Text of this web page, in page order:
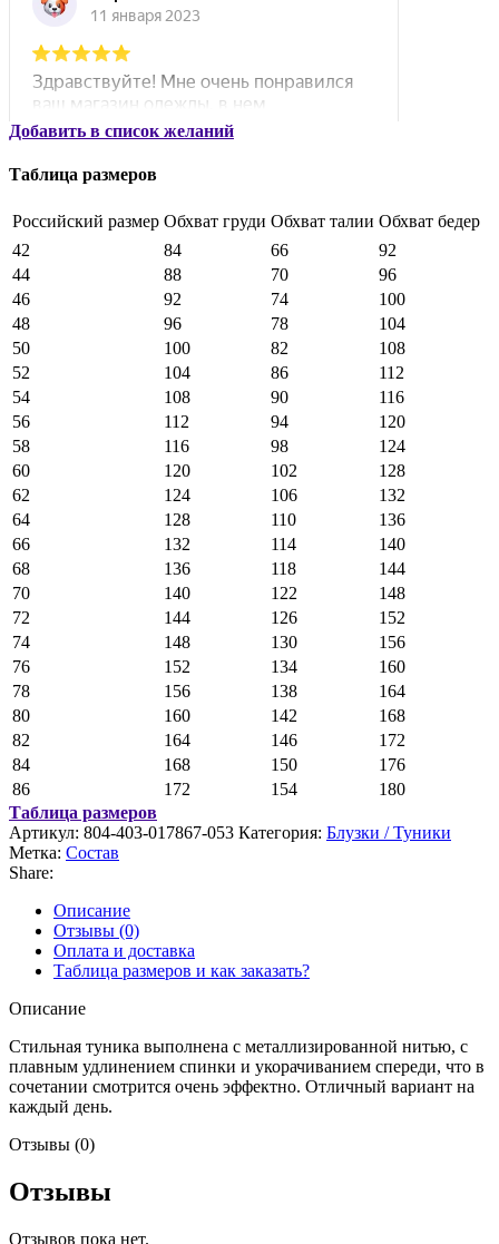
Добавить в список желаний
Таблица размеров
Российский размер Обхват груди Обхват талии Обхват бедер
42
84 66
92
44
88 70
96
46
92 74
100
48
96 78
104
50
100 82
108
52
104 86
112
54
108 90
116
56
112 94
120
58
116 98
124
60
120 102
128
62
124 106
132
64
128 110
136
66
132 114
140
68
136 118
144
70
140 122
148
72
144 126
152
74
148 130
156
76
152 134
160
78
156 138
164
80
160 142
168
82
164 146
172
84
168 150
176
86
172 154
180
Таблица размеров
Артикул: 804-403-017867-053 Категория: Блузки / Туники
Метка: Состав
Share:
Описание
Отзывы (0)
Оплата и доставка
Таблица размеров и как заказать?
Описание
Стильная туника выполнена с металлизированной нитью, с
плавным удлинением спинки и укорачиванием спереди, что в
сочетании смотрится очень эффектно. Отличный вариант на
каждый день.
Отзывы (0)
Отзывы
Отзывов пока нет.